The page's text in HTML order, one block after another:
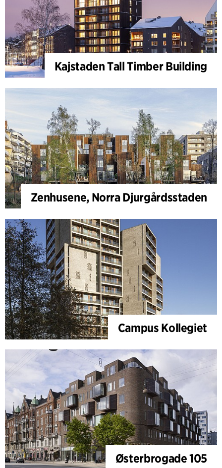
Kajstaden Tall Timber Building
Zenhusene, Norra Djurgårdsstaden
Campus Kollegiet
Østerbrogade 105